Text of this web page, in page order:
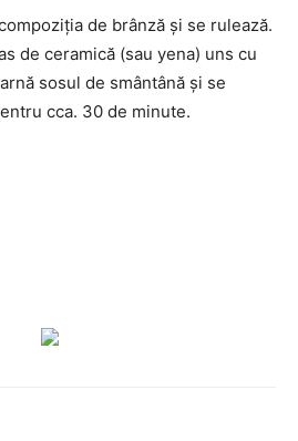
de brânză și se rulează.
de ceramică (sau yena) uns cu
sosul de smântână și se
cca. 30 de minute.